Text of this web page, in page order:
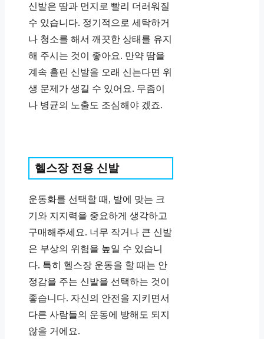
신발은 땀과 먼지로 빨리 더러워질
수 있습니다. 정기적으로 세탁하거
나 청소를 해서 깨끗한 상태를 유지
해 주시는 것이 좋아요. 만약 땀을
계속 흘린 신발을 오래 신는다면 위
생 문제가 생길 수 있어요. 무좀이
나 병균의 노출도 조심해야 겠죠.
헬스장 전용 신발
운동화를 선택할 때, 발에 맞는 크
기와 지지력을 중요하게 생각하고
구매해주세요. 너무 작거나 큰 신발
은 부상의 위험을 높일 수 있습니
다. 특히 헬스장 운동을 할 때는 안
정감을 주는 신발을 선택하는 것이
좋습니다. 자신의 안전을 지키면서
다른 사람들의 운동에 방해도 되지
않을 거에요.